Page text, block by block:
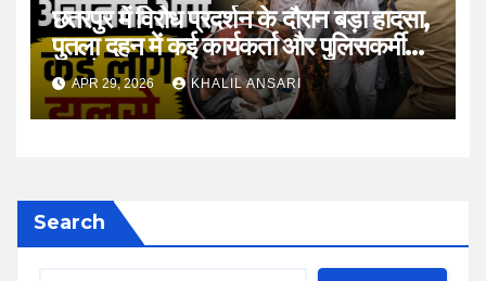
छतरपुर में विरोध प्रदर्शन के दौरान बड़ा हादसा,
पुतला दहन में कई कार्यकर्ता और पुलिसकर्मी
झुलसे
APR 29, 2026 KHALIL ANSARI
Search